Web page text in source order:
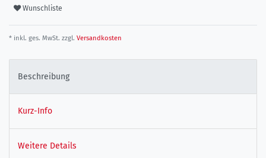
Wunschliste
* inkl. ges. MwSt. zzgl. Versandkosten
Beschreibung
Kurz-Info
Weitere Details